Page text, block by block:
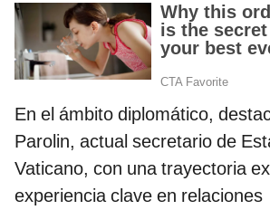
En el ámbito diplomático,
Parolin, actual secretario de
Vaticano, con una trayectoria
experiencia clave en relaciones